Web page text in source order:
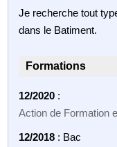
Je recherche tout
dans le Batiment.
Formations
12/2020 :
Action de Formation
12/2018 : Bac